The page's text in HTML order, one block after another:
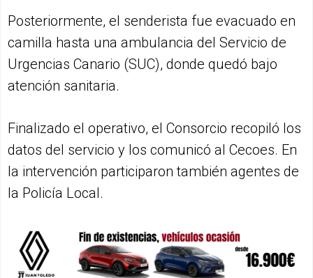
Posteriormente, el senderista fue evacuado en
camilla hasta una ambulancia del Servicio de
Urgencias Canario (SUC), donde quedó bajo
atención sanitaria.
Finalizado el operativo, el Consorcio recopiló los
datos del servicio y los comunicó al Cecoes. En
la intervención participaron también agentes de
la Policía Local.